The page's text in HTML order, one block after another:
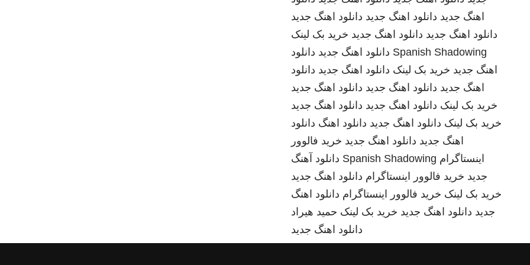
اهنگ جدید دانلود اهنگ جدید دانلود اهنگ جدید
دانلود اهنگ جدید دانلود اهنگ جدید خرید بک لینک
Spanish Shadowing دانلود اهنگ جدید دانلود
اهنگ جدید خرید بک لینک دانلود اهنگ جدید دانلود
اهنگ جدید دانلود اهنگ جدید دانلود اهنگ جدید
خرید بک لینک دانلود اهنگ جدید دانلود اهنگ جدید
خرید بک لینک دانلود اهنگ جدید دانلود اهنگ دانلود
اهنگ جدید دانلود اهنگ جدید خرید فالوور
اینستاگرام Spanish Shadowing دانلود آهنگ
جدید خرید فالوور اینستاگرام دانلود اهنگ جدید
خرید بک لینک خرید فالوور اینستاگرام دانلود اهنگ
جدید دانلود اهنگ جدید خرید بک لینک حمید هیراد
دانلود اهنگ جدید